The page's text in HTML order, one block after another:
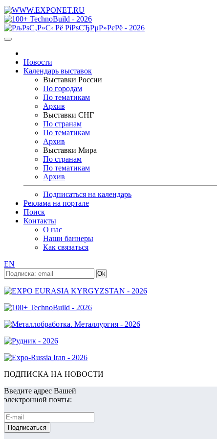
Новости
Календарь выставок
Выставки России
По городам
По тематикам
Архив
Выставки СНГ
По странам
По тематикам
Архив
Выставки Мира
По странам
По тематикам
Архив
Подписаться на календарь
Реклама на портале
Поиск
Контакты
О нас
Наши баннеры
Как связаться
EN
ПОДПИСКА НА НОВОСТИ
Введите адрес Вашей
электронной почты: